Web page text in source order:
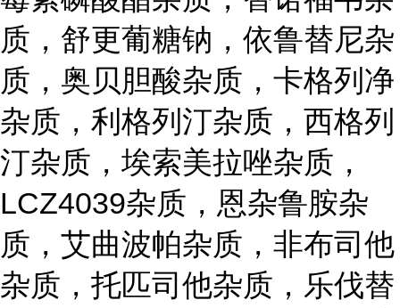
质，舒更葡糖钠，依鲁替尼杂
质，奥贝胆酸杂质，卡格列净
杂质，利格列汀杂质，西格列
汀杂质，埃索美拉唑杂质，
LCZ4039杂质，恩杂鲁胺杂
质，艾曲波帕杂质，非布司他
杂质，托匹司他杂质，乐伐替